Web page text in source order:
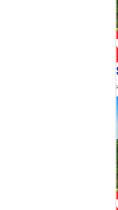
en lumière Zitata TV, fierté d’une
martiniquaise, vient de franchir un cap
médiatique. Le quotidien
un article publié le 3 août 2026,
et l’originalité de cette chaîne qui
acteur incontournable du paysage
pour une chaîne locale.